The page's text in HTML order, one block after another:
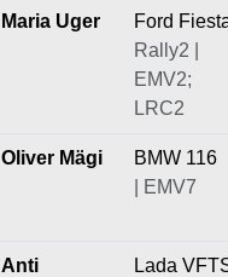
Maria Uger
Ford
Rally2 |
EMV2;
LRC2
Oliver Mägi
BMW 116
| EMV7
Anti
Lada